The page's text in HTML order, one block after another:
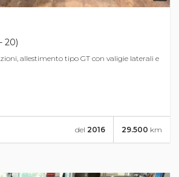
20)
allestimento tipo GT con valigie laterali e
29.500 km
del 2016